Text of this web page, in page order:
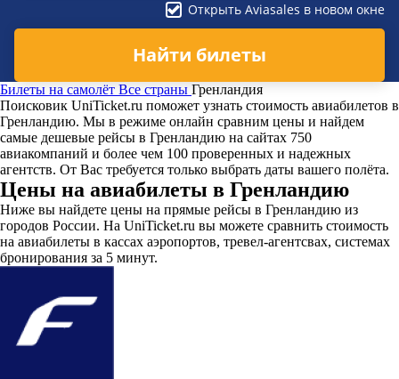
Открыть Aviasales в новом окне
Найти билеты
Билеты на самолёт Все страны Гренландия
Поисковик UniTicket.ru поможет узнать стоимость авиабилетов в
Гренландию. Мы в режиме онлайн сравним цены и найдем
самые дешевые рейсы в Гренландию на сайтах 750
авиакомпаний и более чем 100 проверенных и надежных
агентств. От Вас требуется только выбрать даты вашего полёта.
Цены на авиабилеты в Гренландию
Ниже вы найдете цены на прямые рейсы в Гренландию из
городов России. На UniTicket.ru вы можете сравнить стоимость
на авиабилеты в кассах аэропортов, тревел-агентсвах, системах
бронирования за 5 минут.